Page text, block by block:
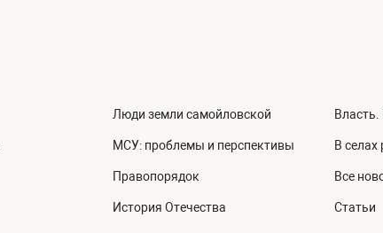
Люди земли самойловской
МСУ: проблемы и перспективы
Правопорядок
История Отечества
В селах
Все
Статьи